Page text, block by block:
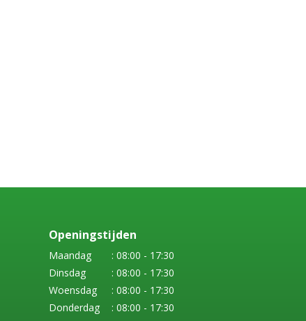
Openingstijden
Maandag
: 08:00 - 17:30
Dinsdag
: 08:00 - 17:30
Woensdag
: 08:00 - 17:30
Donderdag
: 08:00 - 17:30